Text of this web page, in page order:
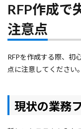
RFP作成で
注意点
RFPを作成する際、初
点に注意してください。
現状の業務